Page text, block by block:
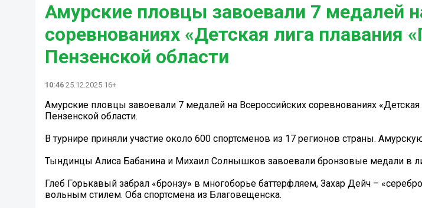
Амурские пловцы завоевали 7 медалей
соревнованиях «Детская лига плавания
Пензенской области
10:46 25.12.2025 16+
Амурские пловцы завоевали 7 медалей на Всероссийских соревнованиях
Пензенской области.
В турнире приняли участие около 600 спортсменов из 17 регионов страны.
Тындинцы Алиса Бабанина и Михаил Солнышков завоевали бронзовые медали в
Глеб Горькавый забрал «бронзу» в многоборье баттерфляем, Захар Дейч –
вольным стилем. Оба спортсмена из Благовещенска.